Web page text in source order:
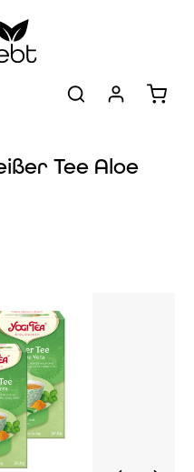
Tee Aloe